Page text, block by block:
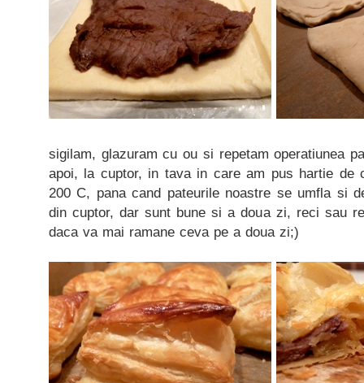
sigilam, glazuram cu ou si repetam operatiunea
apoi, la cuptor, in tava in care am pus hartie de
200 C, pana cand pateurile noastre se umfla si
din cuptor, dar sunt bune si a doua zi, reci sau
daca va mai ramane ceva pe a doua zi;)